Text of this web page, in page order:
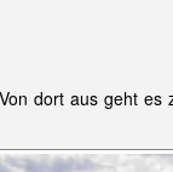
dort aus geht es